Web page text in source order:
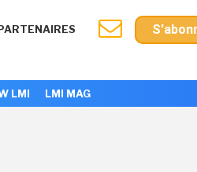
LMI LMI MAG